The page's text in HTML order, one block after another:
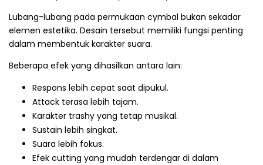
Lubang-lubang pada permukaan cymbal bukan sekadar
elemen estetika. Desain tersebut memiliki fungsi penting
dalam membentuk karakter suara.
Beberapa efek yang dihasilkan antara lain:
Respons lebih cepat saat dipukul.
Attack terasa lebih tajam.
Karakter trashy yang tetap musikal.
Sustain lebih singkat.
Suara lebih fokus.
Efek cutting yang mudah terdengar di dalam